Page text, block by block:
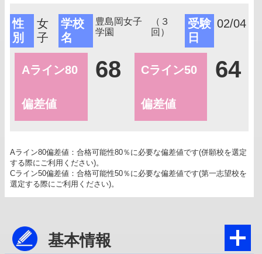
性
別
女
子
学校
名
豊島岡女子
学園
（３
回）
受験
日
02/04
Aライン80
偏差値
68 Cライン50
偏差値
64
Aライン80偏差値：合格可能性80％に必要な偏差値です(併願校を選定
する際にご利用ください)。
Cライン50偏差値：合格可能性50％に必要な偏差値です(第一志望校を
選定する際にご利用ください)。
基本情報